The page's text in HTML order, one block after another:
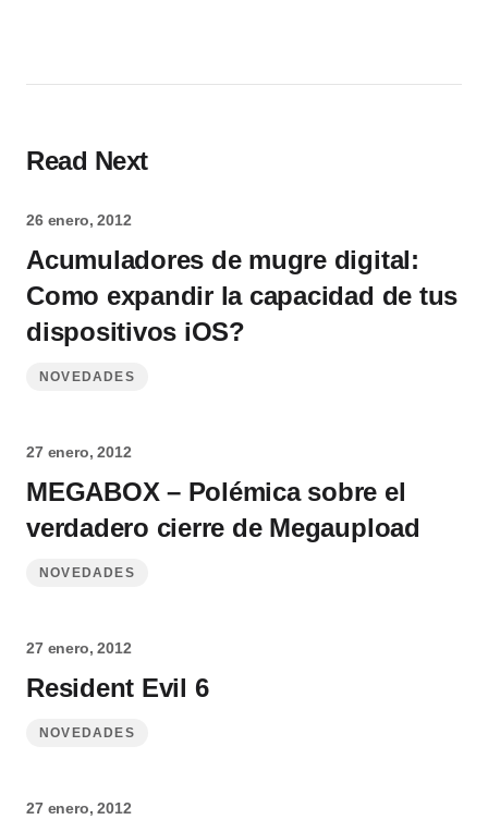
Read Next
26 enero, 2012
Acumuladores de mugre digital:
Como expandir la capacidad de tus
dispositivos iOS?
NOVEDADES
27 enero, 2012
MEGABOX – Polémica sobre el
verdadero cierre de Megaupload
NOVEDADES
27 enero, 2012
Resident Evil 6
NOVEDADES
27 enero, 2012